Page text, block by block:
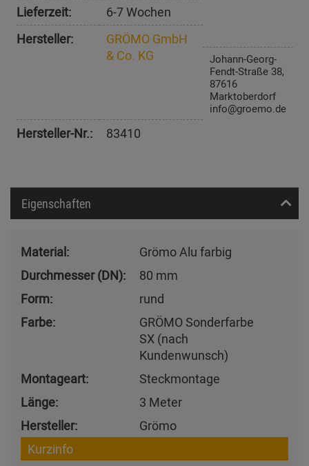
Lieferzeit:
6-7 Wochen
Hersteller:
GRÖMO GmbH
& Co. KG
Johann-Georg-
Fendt-Straße 38,
87616
Marktoberdorf
info@groemo.de
Hersteller-Nr.: 83410
Eigenschaften
Material:
Grömo Alu farbig
Durchmesser (DN):
80 mm
Form:
rund
Farbe:
GRÖMO Sonderfarbe
SX (nach
Kundenwunsch)
Montageart:
Steckmontage
Länge:
3 Meter
Hersteller:
Grömo
Kurzinfo